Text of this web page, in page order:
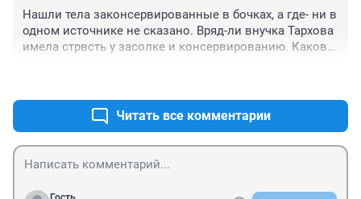
Нашли тела законсервированные в бочках, а где- ни в
одном источнике не сказано. Вряд-ли внучка Тархова
имела стрвсть у засолке и консервированию. Каковы
Читать все комментарии